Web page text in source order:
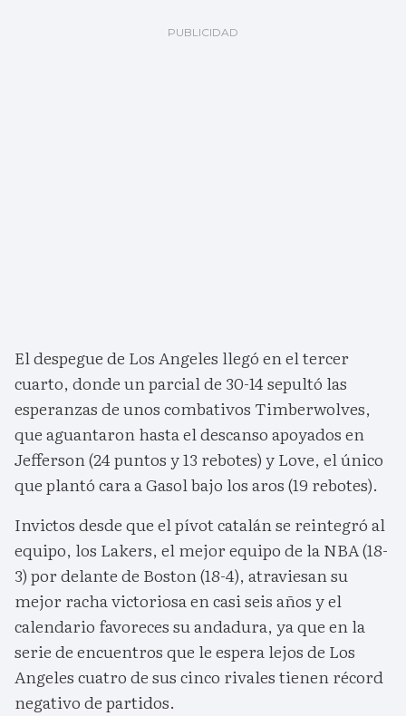
El despegue de Los Angeles llegó en el tercer
cuarto, donde un parcial de 30-14 sepultó las
esperanzas de unos combativos Timberwolves,
que aguantaron hasta el descanso apoyados en
Jefferson (24 puntos y 13 rebotes) y Love, el único
que plantó cara a Gasol bajo los aros (19 rebotes).
Invictos desde que el pívot catalán se reintegró al
equipo, los Lakers, el mejor equipo de la NBA (18-
3) por delante de Boston (18-4), atraviesan su
mejor racha victoriosa en casi seis años y el
calendario favoreces su andadura, ya que en la
serie de encuentros que le espera lejos de Los
Angeles cuatro de sus cinco rivales tienen récord
negativo de partidos.